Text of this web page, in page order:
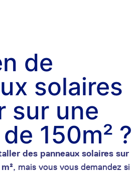
de
solaires
sur une
150m² ?
des panneaux solaires sur
, mais vous vous demandez si